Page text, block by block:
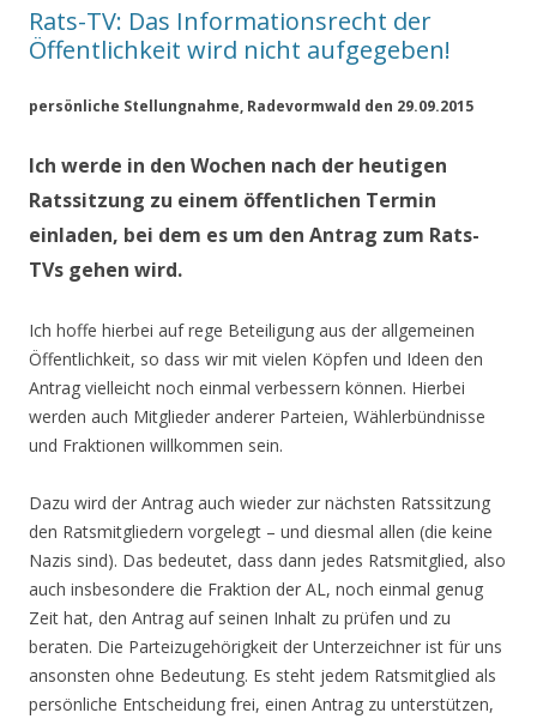
Rats-TV: Das Informationsrecht der
Öffentlichkeit wird nicht aufgegeben!
persönliche Stellungnahme, Radevormwald den 29.09.2015
Ich werde in den Wochen nach der heutigen
Ratssitzung zu einem öffentlichen Termin
einladen, bei dem es um den Antrag zum Rats-
TVs gehen wird.
Ich hoffe hierbei auf rege Beteiligung aus der allgemeinen
Öffentlichkeit, so dass wir mit vielen Köpfen und Ideen den
Antrag vielleicht noch einmal verbessern können. Hierbei
werden auch Mitglieder anderer Parteien, Wählerbündnisse
und Fraktionen willkommen sein.
Dazu wird der Antrag auch wieder zur nächsten Ratssitzung
den Ratsmitgliedern vorgelegt – und diesmal allen (die keine
Nazis sind). Das bedeutet, dass dann jedes Ratsmitglied, also
auch insbesondere die Fraktion der AL, noch einmal genug
Zeit hat, den Antrag auf seinen Inhalt zu prüfen und zu
beraten. Die Parteizugehörigkeit der Unterzeichner ist für uns
ansonsten ohne Bedeutung. Es steht jedem Ratsmitglied als
persönliche Entscheidung frei, einen Antrag zu unterstützen,